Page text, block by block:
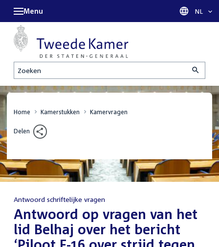
Zoeken
Menu Taal
NL
Home Kamerstukken Kamervragen
Delen
Antwoord schriftelijke vragen
Antwoord op vragen van het
lid Belhaj over het bericht